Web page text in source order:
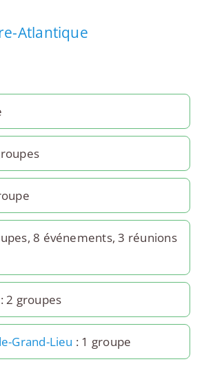
Atlantique
8 événements, 3 réunions
: 2 groupes
Grand-Lieu : 1 groupe